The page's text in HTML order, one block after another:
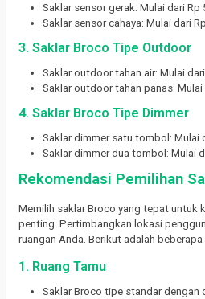
Saklar sensor gerak: Mulai dari Rp
Saklar sensor cahaya: Mulai dari
3. Saklar Broco Tipe Outdoor
Saklar outdoor tahan air: Mulai
Saklar outdoor tahan panas: Mulai
4. Saklar Broco Tipe Dimmer
Saklar dimmer satu tombol: Mulai
Saklar dimmer dua tombol: Mulai
Rekomendasi Pemilihan
Memilih saklar Broco yang tepat untuk
penting. Pertimbangkan lokasi
ruangan Anda. Berikut adalah
1. Ruang Tamu
Saklar Broco tipe standar dengan